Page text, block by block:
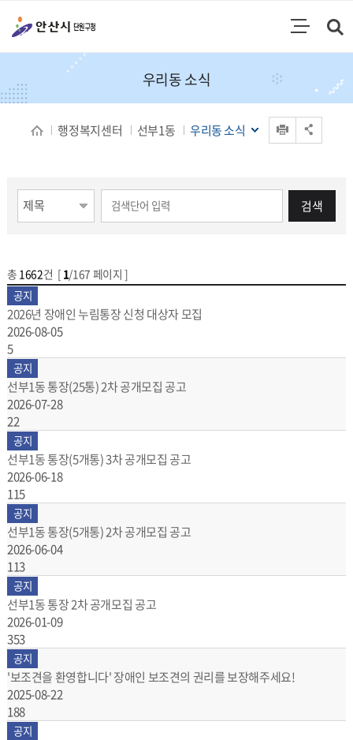
주메뉴
우리동 소식
행정복지센터 선부1동 우리동 소식
검색
총 1662건 [ 1/167 페이지 ]
공지
2026년 장애인 누림통장 신청 대상자 모집
2026-08-05
5
공지
선부1동 통장(25통) 2차 공개모집 공고
2026-07-28
22
공지
선부1동 통장(5개통) 3차 공개모집 공고
2026-06-18
115
공지
선부1동 통장(5개통) 2차 공개모집 공고
2026-06-04
113
공지
선부1동 통장 2차 공개모집 공고
2026-01-09
353
공지
'보조견을 환영합니다' 장애인 보조견의 권리를 보장해주세요!
2025-08-22
188
공지